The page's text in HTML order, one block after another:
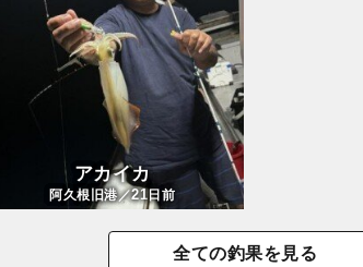
アカイカ
阿久根旧港／21日前
全ての釣果を見る